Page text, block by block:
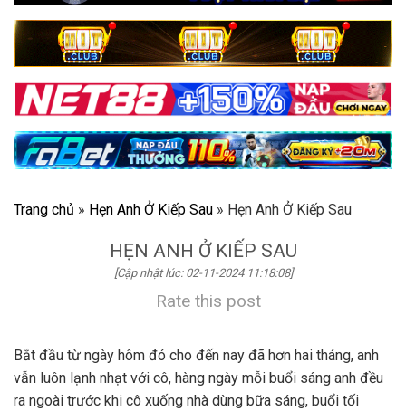
Trang chủ » Hẹn Anh Ở Kiếp Sau » Hẹn Anh Ở Kiếp Sau
HẸN ANH Ở KIẾP SAU
[Cập nhật lúc: 02-11-2024 11:18:08]
Rate this post
Bắt đầu từ ngày hôm đó cho đến nay đã hơn hai tháng, anh
vẫn luôn lạnh nhạt với cô, hàng ngày mỗi buổi sáng anh đều
ra ngoài trước khi cô xuống nhà dùng bữa sáng, buổi tối